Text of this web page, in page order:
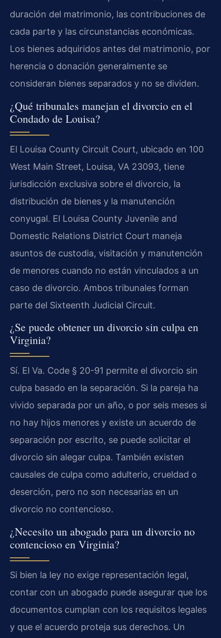
duración del matrimonio, las contribuciones de
cada parte y las circunstancias económicas.
Los bienes adquiridos antes del matrimonio, por
herencia o donación generalmente se
consideran bienes separados y no se dividen.
¿Qué tribunales manejan el divorcio en el
Condado de Louisa?
El Louisa County Circuit Court, ubicado en 100
West Main Street, Louisa, VA 23093, tiene
jurisdicción exclusiva sobre el divorcio, la
distribución de bienes y la manutención
conyugal. El Louisa County Juvenile and
Domestic Relations District Court maneja
asuntos de custodia, visitación y manutención
de menores cuando no están vinculados a un
caso de divorcio. Ambos tribunales forman
parte del Sixteenth Judicial Circuit.
¿Se puede obtener un divorcio sin culpa en
Virginia?
Sí. El Va. Code § 20-91 permite el divorcio sin
culpa basado en la separación. Si la pareja ha
vivido separada por un año, o por seis meses si
no hay hijos menores y existe un acuerdo de
separación por escrito, se puede solicitar el
divorcio sin alegar culpa. También existen
causales de culpa como adulterio, crueldad o
deserción, pero no son necesarias en un
divorcio no contencioso.
¿Necesito un abogado para un divorcio no
contencioso en Virginia?
Si bien la ley no exige representación legal,
contar con un abogado puede asegurar que los
documentos cumplan con los requisitos legales
y que el acuerdo proteja sus derechos. Un